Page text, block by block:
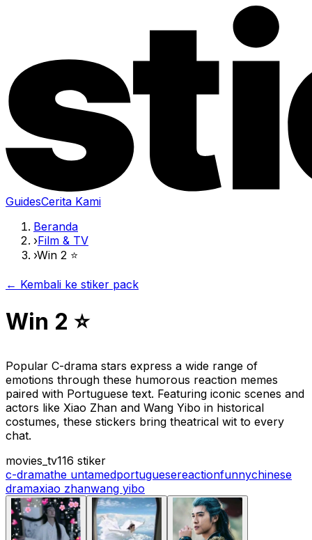
GuidesCerita Kami
Beranda
›Film & TV
›Win 2 ⭐️
← Kembali ke stiker pack
Win 2 ⭐️
Popular C-drama stars express a wide range of
emotions through these humorous reaction memes
paired with Portuguese text. Featuring iconic scenes and
actors like Xiao Zhan and Wang Yibo in historical
costumes, these stickers bring theatrical wit to every
chat.
movies_tv116 stiker
c-dramathe untamedportuguesereactionfunnychinese
dramaxiao zhanwang yibo